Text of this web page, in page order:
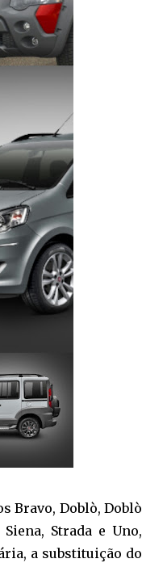
Bravo, Doblò, Doblò
Strada e Uno,
a substituição do